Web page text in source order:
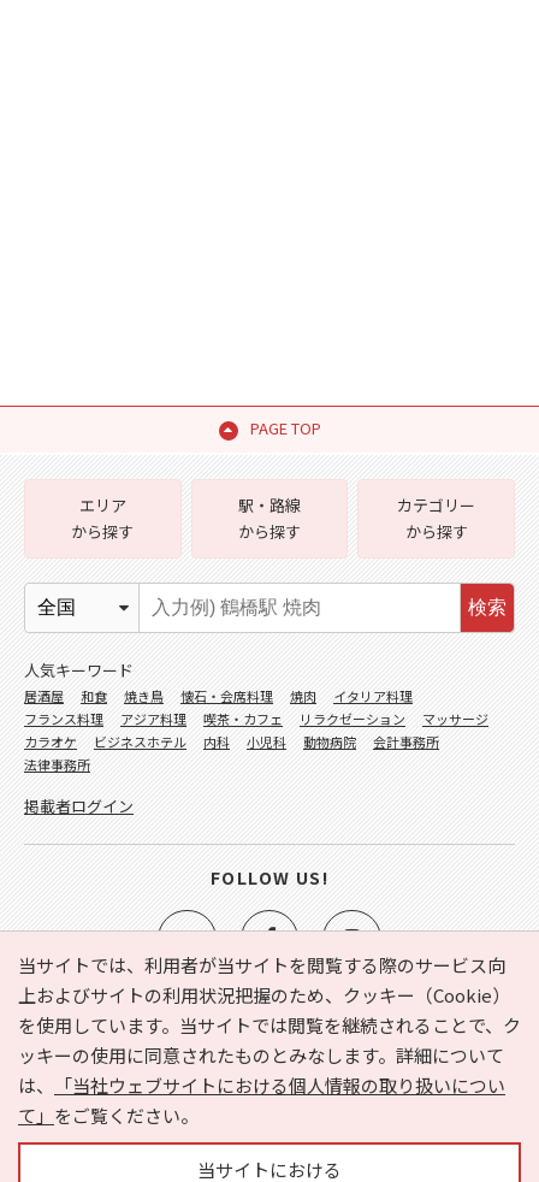
PAGE TOP
当サイトでは、利用者が当サイトを閲覧する際のサービス向
上およびサイトの利用状況把握のため、クッキー（Cookie）
を使用しています。当サイトでは閲覧を継続されることで、ク
ッキーの使用に同意されたものとみなします。詳細について
は、
「当社ウェブサイトにおける個人情報の取り扱いについ
て」 をご覧ください。
当サイトにおける
e-NAVITA（イーナビタ）とは？ お気に入り
ヘルプ
利用規約
個人情報の取り扱いについて
運営会社
サイトマップ
広告掲載に関するお問い合わせ
エリア
から探す
駅・路線
から探す
カテゴリー
から探す
検索
人気キーワード
居酒屋 和食 焼き鳥 懐石・会席料理 焼肉
イタリア料理
フランス料理
アジア料理 喫茶・カフェ リラクゼーション
マッサージ
カラオケ
ビジネスホテル 内科 小児科 動物病院
会計事務所
法律事務所
掲載者ログイン
FOLLOW US!